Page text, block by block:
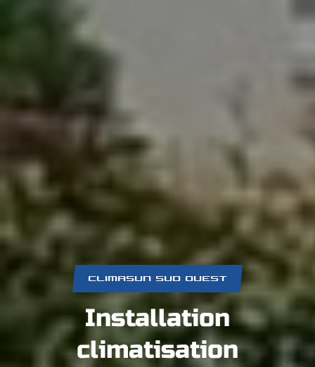
CLIMASUN SUD OUEST
Installation
climatisation